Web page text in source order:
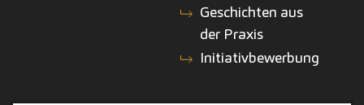
Geschichten aus
der Praxis
Initiativbewerbung